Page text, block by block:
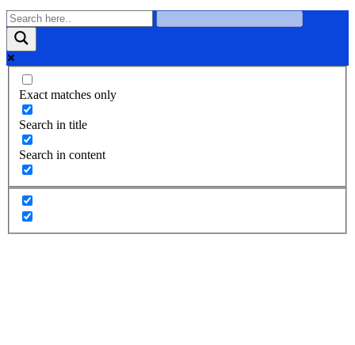
Exact matches only
Search in title
Search in content